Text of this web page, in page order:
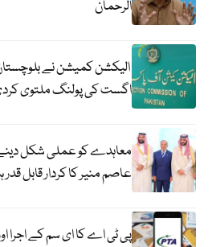
الرحمان
اگست کی پولنگ ملتوی
معاہدے کو عملی شکل
عاصم منیر کا کردار قابل
پی ٹی اے کا ای سم کے اجرا